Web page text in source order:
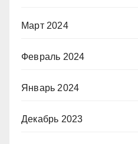
Март 2024
Февраль 2024
Январь 2024
Декабрь 2023